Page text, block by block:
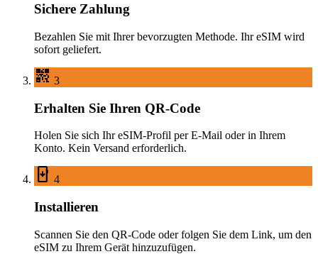
Sichere Zahlung
Bezahlen Sie mit Ihrer bevorzugten Methode. Ihr eSIM wird
sofort geliefert.
qr_code_2 3
Erhalten Sie Ihren QR-Code
Holen Sie sich Ihr eSIM-Profil per E-Mail oder in Ihrem
Konto. Kein Versand erforderlich.
install_mobile 4
Installieren
Scannen Sie den QR-Code oder folgen Sie dem Link, um den
eSIM zu Ihrem Gerät hinzuzufügen.